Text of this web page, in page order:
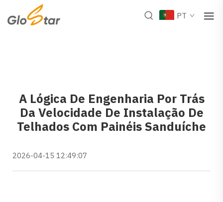
PT
A Lógica De Engenharia Por Trás
Da Velocidade De Instalação De
Telhados Com Painéis Sanduíche
2026-04-15 12:49:07